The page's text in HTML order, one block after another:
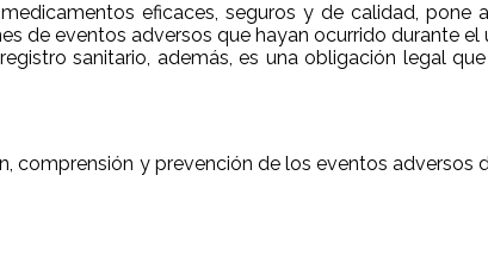
eficaces, seguros y de calidad, pone
de eventos adversos que hayan ocurrido durante
sanitario, además, es una obligación legal
comprensión y prevención de los eventos